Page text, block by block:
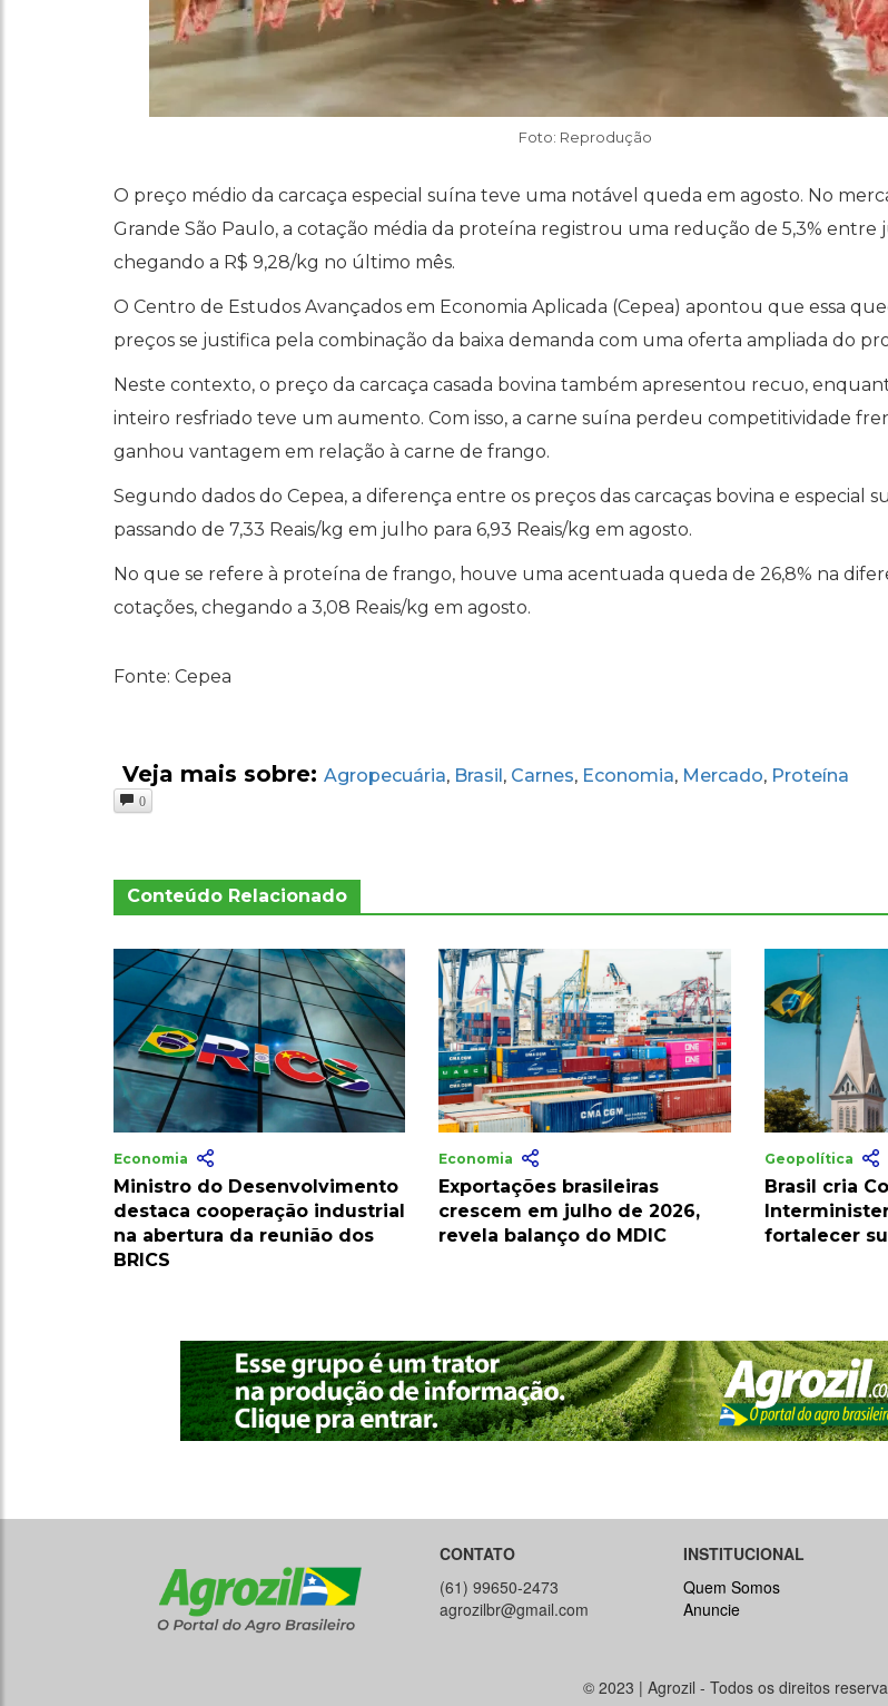
Foto: Reprodução
O preço médio da carcaça especial suína teve uma notável queda em agosto. No
Grande São Paulo, a cotação média da proteína registrou uma redução de 5,3% entre
chegando a R$ 9,28/kg no último mês.
O Centro de Estudos Avançados em Economia Aplicada (Cepea) apontou que essa
preços se justifica pela combinação da baixa demanda com uma oferta ampliada do
Neste contexto, o preço da carcaça casada bovina também apresentou recuo,
inteiro resfriado teve um aumento. Com isso, a carne suína perdeu competitividade
ganhou vantagem em relação à carne de frango.
Segundo dados do Cepea, a diferença entre os preços das carcaças bovina e especial
passando de 7,33 Reais/kg em julho para 6,93 Reais/kg em agosto.
No que se refere à proteína de frango, houve uma acentuada queda de 26,8% na
cotações, chegando a 3,08 Reais/kg em agosto.
Fonte: Cepea
Veja mais sobre: Agropecuária, Brasil, Carnes, Economia, Mercado, Proteína
0
Conteúdo Relacionado
Economia
Ministro do Desenvolvimento
destaca cooperação industrial
na abertura da reunião dos
BRICS
Economia
Exportações brasileiras
crescem em julho de 2026,
revela balanço do MDIC
Geopolítica
Brasil cria
fortalecer
CONTATO
(61) 99650-2473
agrozilbr@gmail.com
INSTITUCIONAL
Quem Somos
Anuncie
© 2023 | Agrozil - Todos os direitos